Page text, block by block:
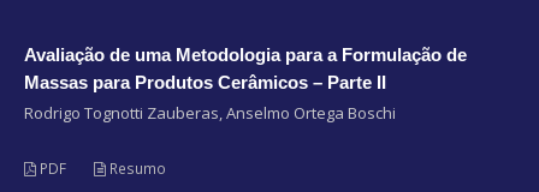
Avaliação de uma Metodologia para a Formulação de
Massas para Produtos Cerâmicos – Parte II
Rodrigo Tognotti Zauberas, Anselmo Ortega Boschi
PDF Resumo